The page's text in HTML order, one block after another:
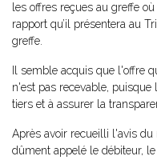
les offres reçues au greffe
rapport qu’il présentera au
greffe.
Il semble acquis que l'offre
n'est pas recevable,
tiers et à assurer la
Après avoir recueilli l'avis
dûment appelé le débiteur,